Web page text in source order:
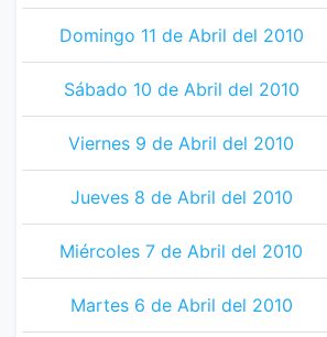
Domingo 11 de Abril del 2010
Sábado 10 de Abril del 2010
Viernes 9 de Abril del 2010
Jueves 8 de Abril del 2010
Miércoles 7 de Abril del 2010
Martes 6 de Abril del 2010